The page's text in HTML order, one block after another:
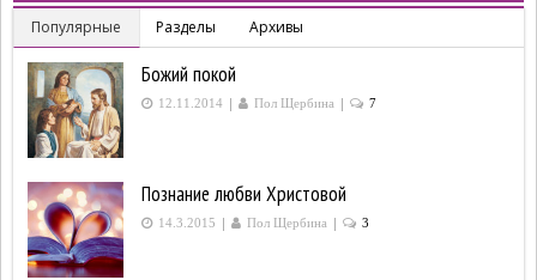
Популярные Разделы Архивы
Божий покой
12.11.2014 | Пол Щербина | 7
Познание любви Христовой
14.3.2015 | Пол Щербина | 3